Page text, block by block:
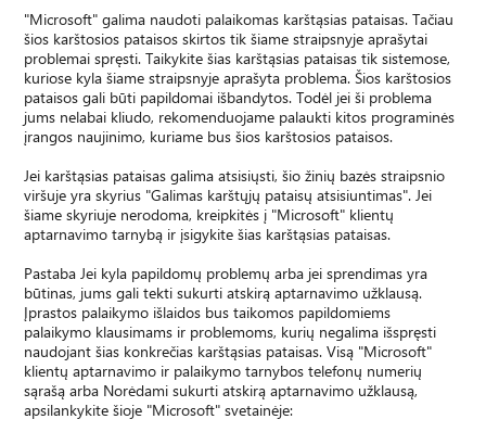
"Microsoft" galima naudoti palaikomas karštąsias pataisas. Tačiau
šios karštosios pataisos skirtos tik šiame straipsnyje aprašytai
problemai spręsti. Taikykite šias karštąsias pataisas tik sistemose,
kuriose kyla šiame straipsnyje aprašyta problema. Šios karštosios
pataisos gali būti papildomai išbandytos. Todėl jei ši problema
jums nelabai kliudo, rekomenduojame palaukti kitos programinės
įrangos naujinimo, kuriame bus šios karštosios pataisos.
Jei karštąsias pataisas galima atsisiųsti, šio žinių bazės straipsnio
viršuje yra skyrius "Galimas karštųjų pataisų atsisiuntimas". Jei
šiame skyriuje nerodoma, kreipkitės į "Microsoft" klientų
aptarnavimo tarnybą ir įsigykite šias karštąsias pataisas.
Pastaba Jei kyla papildomų problemų arba jei sprendimas yra
būtinas, jums gali tekti sukurti atskirą aptarnavimo užklausą.
Įprastos palaikymo išlaidos bus taikomos papildomiems
palaikymo klausimams ir problemoms, kurių negalima išspręsti
naudojant šias konkrečias karštąsias pataisas. Visą "Microsoft"
klientų aptarnavimo ir palaikymo tarnybos telefonų numerių
sąrašą arba Norėdami sukurti atskirą aptarnavimo užklausą,
apsilankykite šioje "Microsoft" svetainėje: